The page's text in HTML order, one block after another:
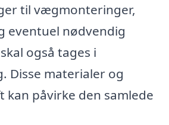
til vægmonteringer,
eventuel nødvendig
også tages i
Disse materialer og
kan påvirke den samlede